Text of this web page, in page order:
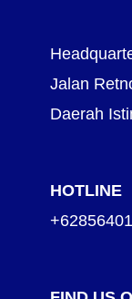
Jalan
Daerah
HOTLINE